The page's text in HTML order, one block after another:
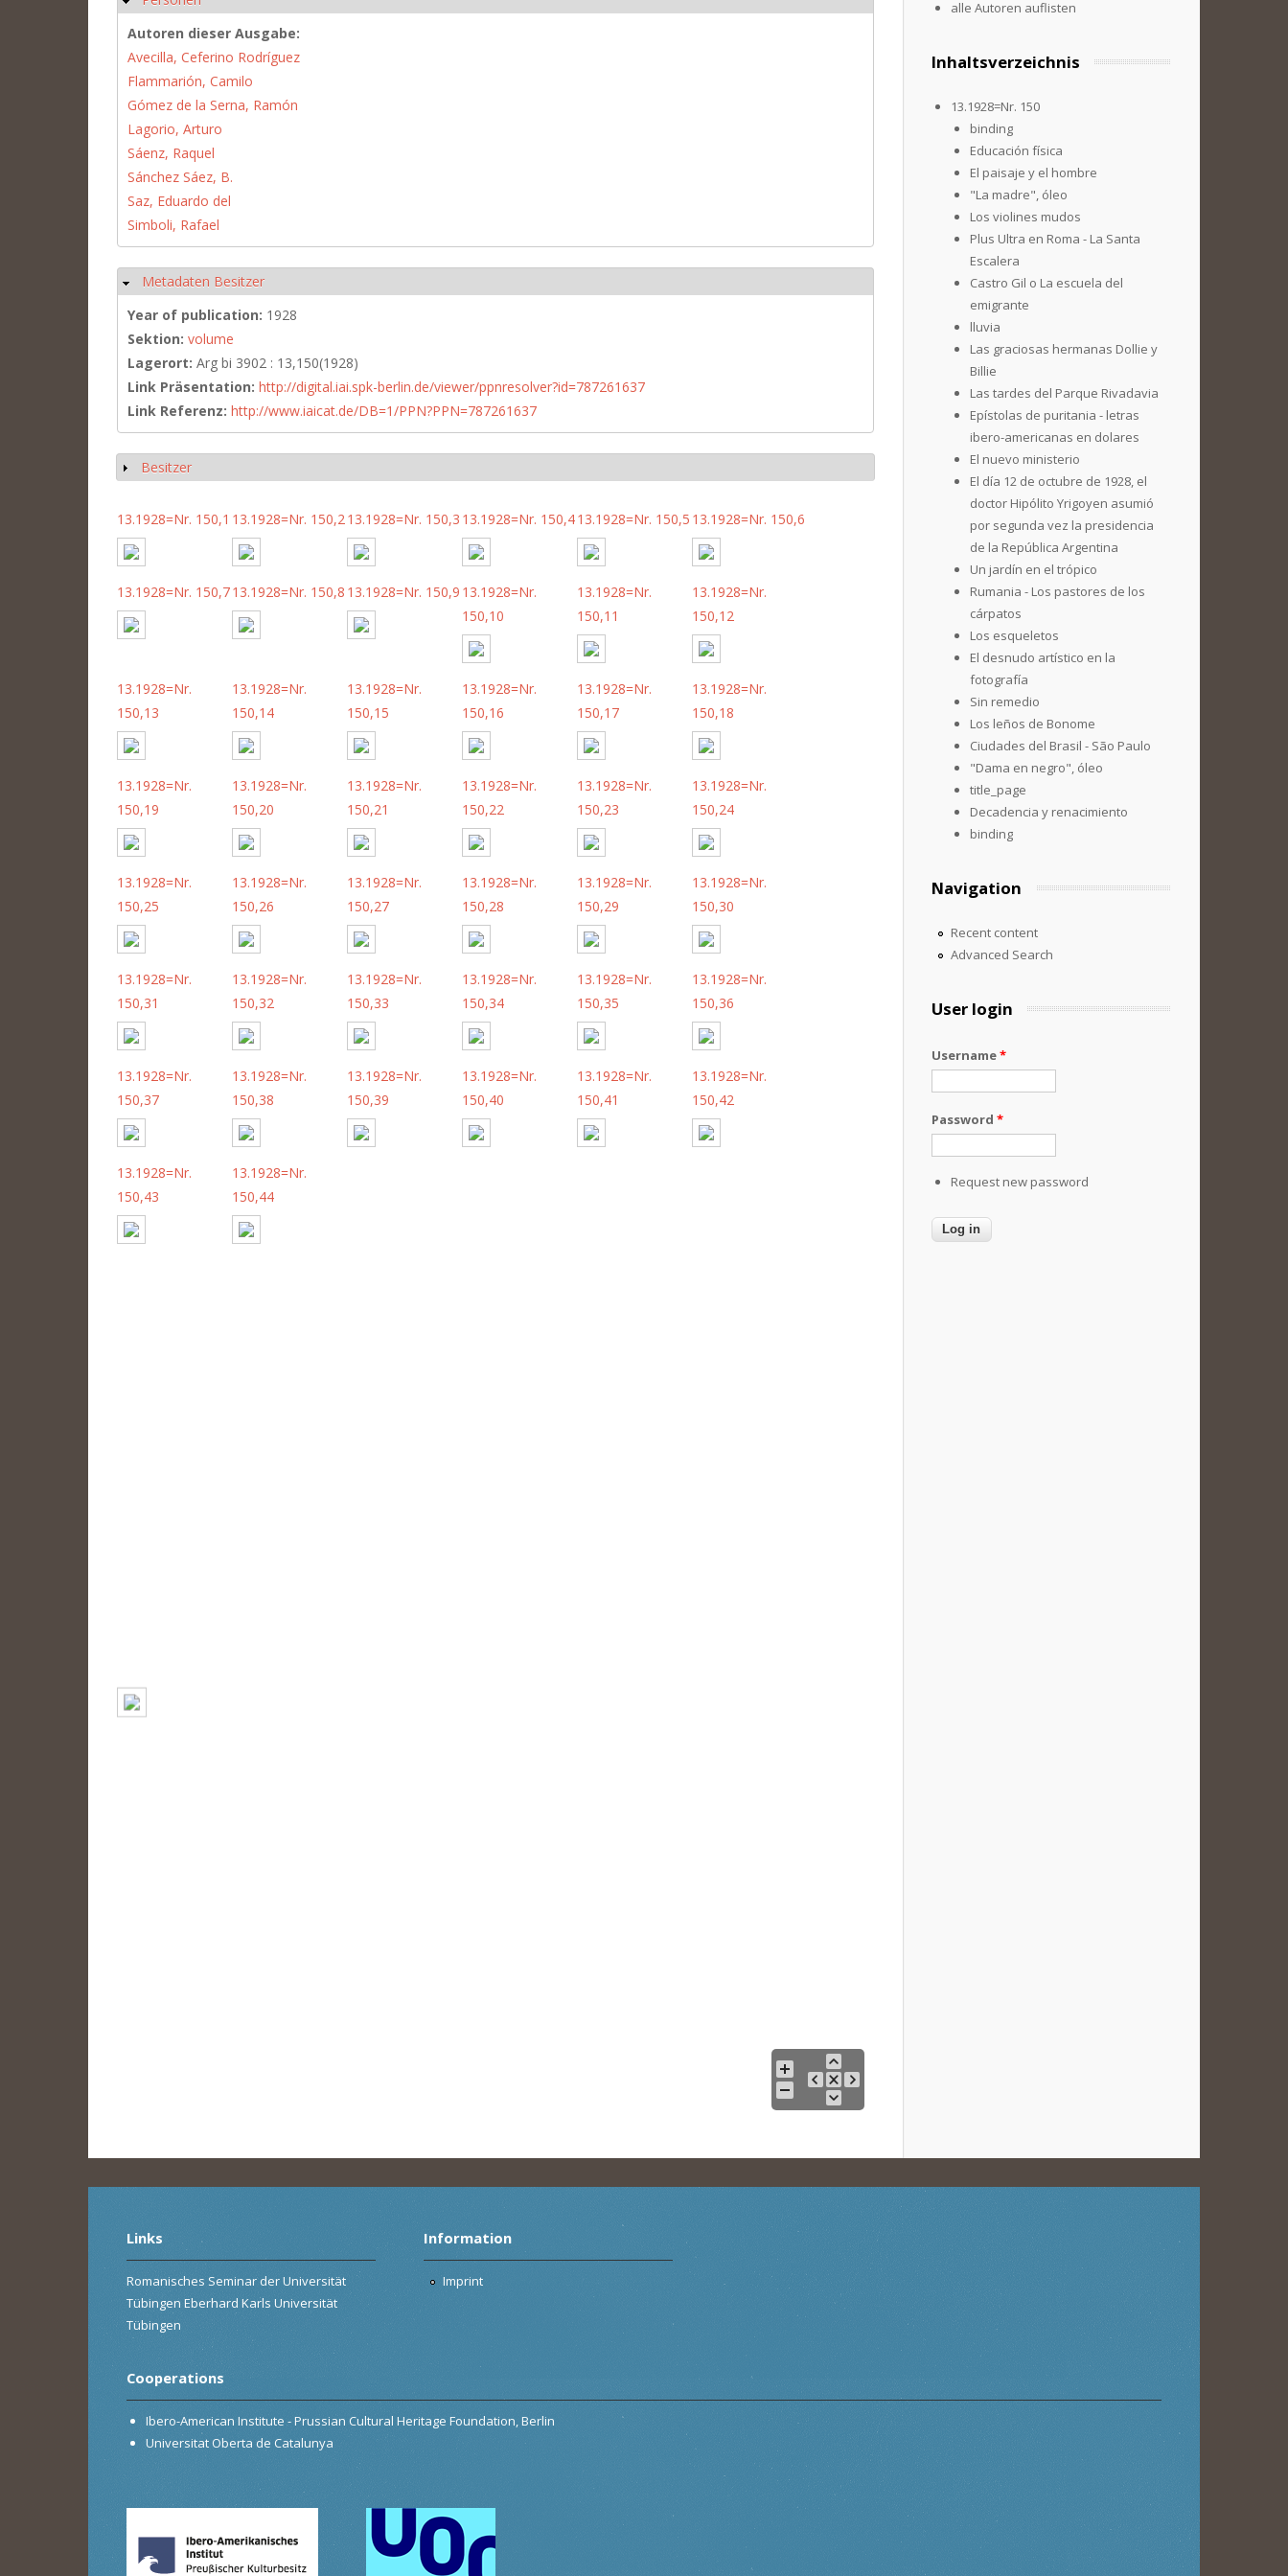
Autoren dieser Ausgabe:
Avecilla, Ceferino Rodríguez
Flammarión, Camilo
Gómez de la Serna, Ramón
Lagorio, Arturo
Sáenz, Raquel
Sánchez Sáez, B.
Saz, Eduardo del
Simboli, Rafael
Hide
Metadaten Besitzer
Year of publication: 1928
Sektion: volume
Lagerort: Arg bi 3902 : 13,150(1928)
Link Präsentation: http://digital.iai.spk-berlin.de/viewer/ppnresolver?id=787261637
Link Referenz: http://www.iaicat.de/DB=1/PPN?PPN=787261637
Show
Besitzer
13.1928=Nr. 150,1 13.1928=Nr. 150,2 13.1928=Nr. 150,3 13.1928=Nr. 150,413.1928=Nr. 150,5 13.1928=Nr. 150,6
13.1928=Nr. 150,713.1928=Nr. 150,8 13.1928=Nr. 150,9 13.1928=Nr.
150,10
13.1928=Nr.
150,11
13.1928=Nr.
150,12
13.1928=Nr.
150,13
13.1928=Nr.
150,14
13.1928=Nr.
150,15
13.1928=Nr.
150,16
13.1928=Nr.
150,17
13.1928=Nr.
150,18
13.1928=Nr.
150,19
13.1928=Nr.
150,20
13.1928=Nr.
150,21
13.1928=Nr.
150,22
13.1928=Nr.
150,23
13.1928=Nr.
150,24
13.1928=Nr.
150,25
13.1928=Nr.
150,26
13.1928=Nr.
150,27
13.1928=Nr.
150,28
13.1928=Nr.
150,29
13.1928=Nr.
150,30
13.1928=Nr.
150,31
13.1928=Nr.
150,32
13.1928=Nr.
150,33
13.1928=Nr.
150,34
13.1928=Nr.
150,35
13.1928=Nr.
150,36
13.1928=Nr.
150,37
13.1928=Nr.
150,38
13.1928=Nr.
150,39
13.1928=Nr.
150,40
13.1928=Nr.
150,41
13.1928=Nr.
150,42
13.1928=Nr.
150,43
13.1928=Nr.
150,44
alle Autoren auflisten
Inhaltsverzeichnis
13.1928=Nr. 150
binding
Educación física
El paisaje y el hombre
"La madre", óleo
Los violines mudos
Plus Ultra en Roma - La Santa
Escalera
Castro Gil o La escuela del
emigrante
lluvia
Las graciosas hermanas Dollie y
Billie
Las tardes del Parque Rivadavia
Epístolas de puritania - letras
ibero-americanas en dolares
El nuevo ministerio
El día 12 de octubre de 1928, el
doctor Hipólito Yrigoyen asumió
por segunda vez la presidencia
de la República Argentina
Un jardín en el trópico
Rumania - Los pastores de los
cárpatos
Los esqueletos
El desnudo artístico en la
fotografía
Sin remedio
Los leños de Bonome
Ciudades del Brasil - São Paulo
"Dama en negro", óleo
title_page
Decadencia y renacimiento
binding
Navigation
Recent content
Advanced Search
User login
Username*
Password *
Request new password
Links
Romanisches Seminar der Universität
Tübingen Eberhard Karls Universität
Tübingen
Information
Imprint
Cooperations
Ibero-American Institute - Prussian Cultural Heritage Foundation, Berlin
Universitat Oberta de Catalunya